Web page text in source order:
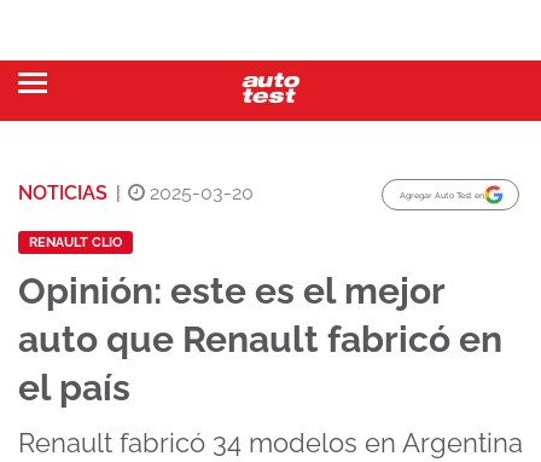
NOTICIAS | 2025-03-20 Agregar Auto Test en
RENAULT CLIO
Opinión: este es el mejor
auto que Renault fabricó en
el país
Renault fabricó 34 modelos en Argentina